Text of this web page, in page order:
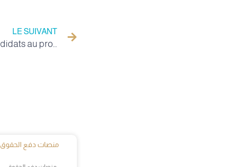
LE SUIVANT
Le classement initial des candidats au programme de perfectionnement de niveau à l'étranger 2023 pour la catégorie des administrateurs et techniciens
منصات دفع الحقوق